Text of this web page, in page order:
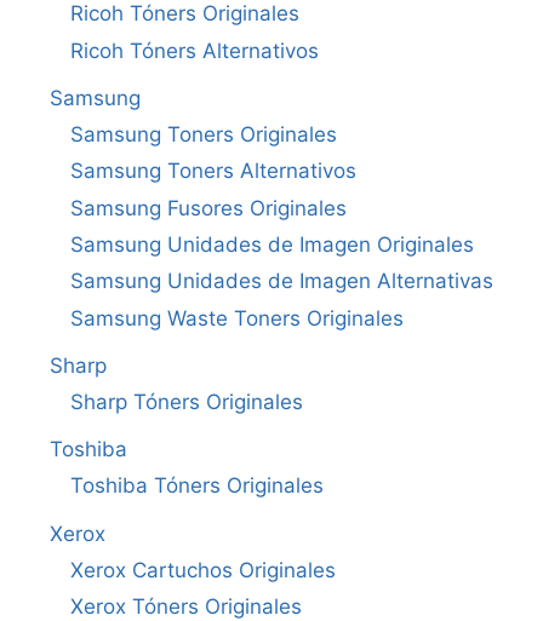
Ricoh Tóners Originales
Ricoh Tóners Alternativos
Samsung
Samsung Toners Originales
Samsung Toners Alternativos
Samsung Fusores Originales
Samsung Unidades de Imagen Originales
Samsung Unidades de Imagen Alternativas
Samsung Waste Toners Originales
Sharp
Sharp Tóners Originales
Toshiba
Toshiba Tóners Originales
Xerox
Xerox Cartuchos Originales
Xerox Tóners Originales